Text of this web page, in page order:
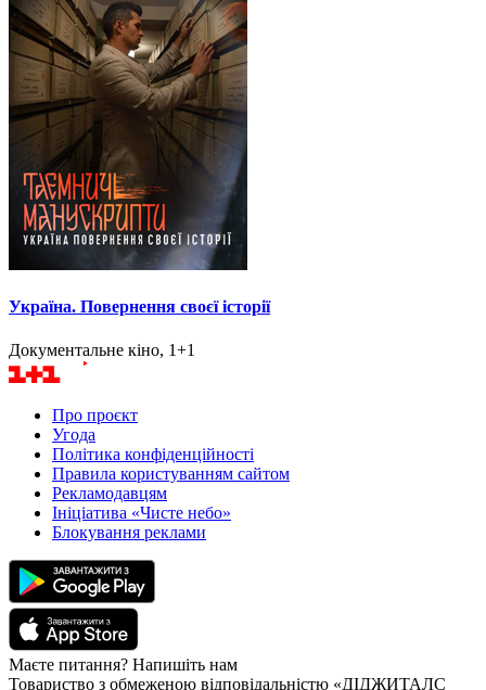
Україна. Повернення своєї історії
Документальне кіно, 1+1
Про проєкт
Угода
Політика конфіденційності
Правила користуванням сайтом
Рекламодавцям
Ініціатива «Чисте небо»
Блокування реклами
Маєте питання? Напишіть нам
Товариство з обмеженою відповідальністю «ДІДЖИТАЛС